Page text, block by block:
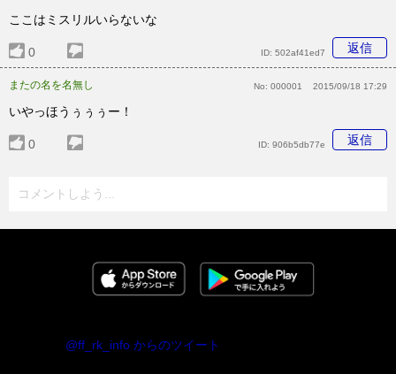
ここはミスリルいらないな
0 返信
ID: 502af41ed7
またの名を名無し No: 000001 2015/09/18 17:29
いやっほうぅぅぅー！
0 返信
ID: 906b5db77e
コメントしよう...
@ff_rk_info からのツイート